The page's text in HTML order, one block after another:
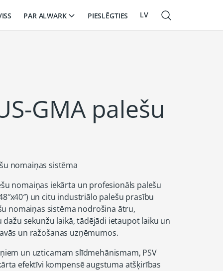
PAR ALWARK PIESLĒGTIES LV
GMA palešu
nomaiņas sistēma
nomaiņas iekārta un profesionāls palešu
un citu industriālo palešu prasību
nomaiņas sistēma nodrošina ātru,
sekunžu laikā, tādējādi ietaupot laiku un
un ražošanas uzņēmumos.
un uzticamam slīdmehānismam, PSV
efektīvi kompensē augstuma atšķirības